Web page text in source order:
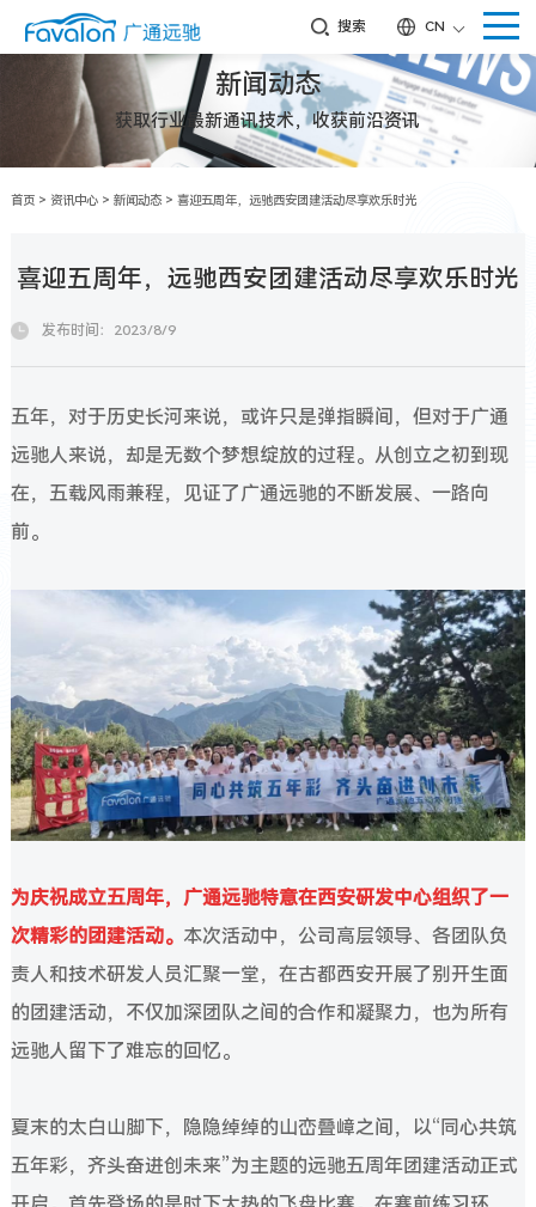
搜索 CN
新闻动态
获取行业最新通讯技术，收获前沿资讯
首页> 资讯中心> 新闻动态> 喜迎五周年，远驰西安团建活动尽享欢乐时光
喜迎五周年，远驰西安团建活动尽享欢乐时光
发布时间：2023/8/9
五年，对于历史长河来说，或许只是弹指瞬间，但对于广通
远驰人来说，却是无数个梦想绽放的过程。从创立之初到现
在，五载风雨兼程，见证了广通远驰的不断发展、一路向
前。
为庆祝成立五周年，广通远驰特意在西安研发中心组织了一
次精彩的团建活动。 本次活动中，公司高层领导、各团队负
责人和技术研发人员汇聚一堂，在古都西安开展了别开生面
的团建活动，不仅加深团队之间的合作和凝聚力，也为所有
远驰人留下了难忘的回忆。
夏末的太白山脚下，隐隐绰绰的山峦叠嶂之间，以“同心共筑
五年彩，齐头奋进创未来”为主题的远驰五周年团建活动正式